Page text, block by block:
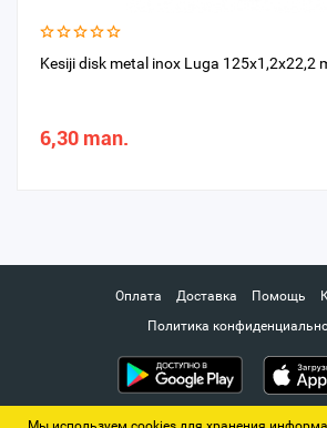
Kesiji disk metal inox Luga 125x1,2x22,2
6,30 man.
Оплата Доставка Помощь
Политика